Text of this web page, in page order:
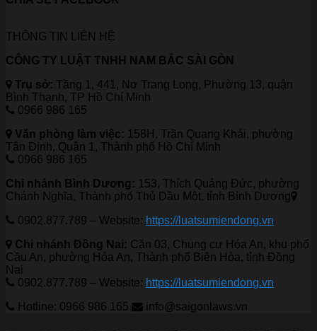
THÔNG TIN LIÊN HỆ
CÔNG TY LUẬT TNHH NAM BẮC SÀI GÒN
Trụ sở: Tầng 1, 441, Nơ Trang Long, Phường 13, quận
Bình Thạnh, TP Hồ Chí Minh
0966 986 165
Văn phòng làm việc: 158H, Trần Quang Khải, phường
Tân Định, Quận 1, Thành phố Hồ Chí Minh
0966 986 165
Chi nhánh Bình Dương: 153, Thích Quảng Đức, phường
Chánh Nghĩa, Thành phố Thủ Dầu Một, tỉnh Bình Dương
0902.877.789 – Website: https://luatsumiendong.vn
Chi nhánh Đồng Nai: Căn 03, Chung cư Hóa An, khu phố
Cầu An, phường Hóa An, Thành phố Biên Hòa, tỉnh Đồng
Nai
0902.877.789 – Website: https://luatsumiendong.vn
Hotline: 0966 986 165
info@saigonlaws.vn